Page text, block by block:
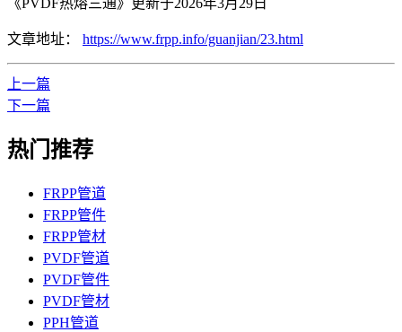
文章地址： https://www.frpp.info/guanjian/23.html
上一篇
下一篇
热门推荐
FRPP管道
FRPP管件
FRPP管材
PVDF管道
PVDF管件
PVDF管材
PPH管道